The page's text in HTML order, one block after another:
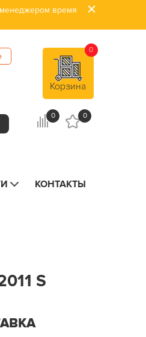
менеджером время
Корзина
0
0 0
КОНТАКТЫ
S